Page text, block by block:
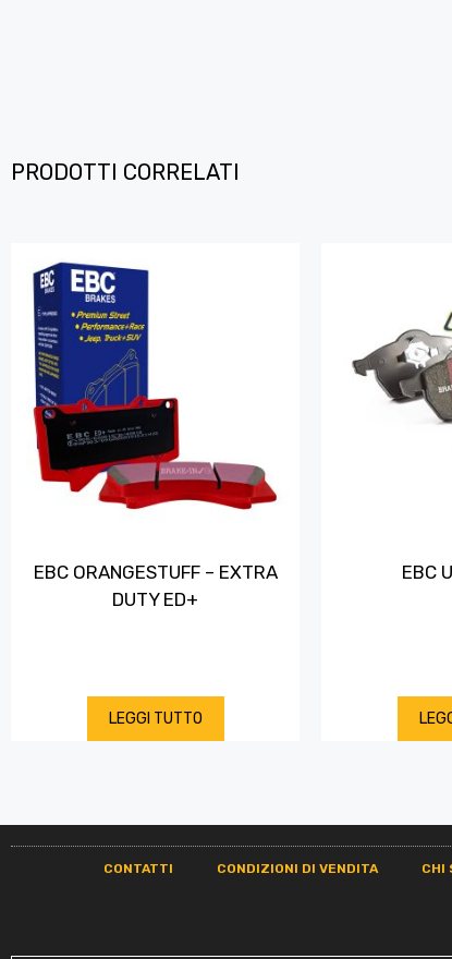
PRODOTTI CORRELATI
EBC ORANGESTUFF – EXTRA
DUTY ED+
LEGGI TUTTO
EBC
CONTATTI CONDIZIONI DI VENDITA CHI